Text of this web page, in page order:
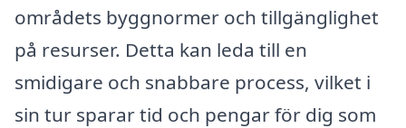
områdets byggnormer och tillgänglighet
på resurser. Detta kan leda till en
smidigare och snabbare process, vilket i
sin tur sparar tid och pengar för dig som